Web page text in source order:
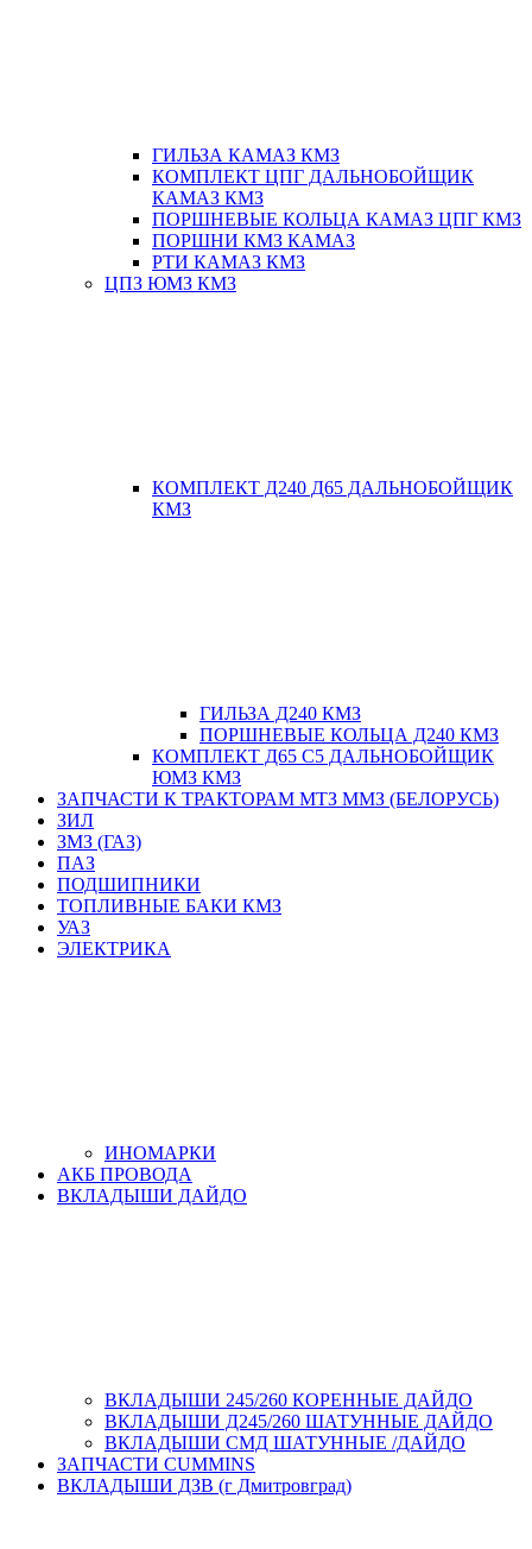
ГИЛЬЗА КАМАЗ КМЗ
КОМПЛЕКТ ЦПГ ДАЛЬНОБОЙЩИК
КАМАЗ КМЗ
ПОРШНЕВЫЕ КОЛЬЦА КАМАЗ ЦПГ КМЗ
ПОРШНИ КМЗ КАМАЗ
РТИ КАМАЗ КМЗ
ЦПЗ ЮМЗ КМЗ
КОМПЛЕКТ Д240 Д65 ДАЛЬНОБОЙЩИК
КМЗ
ГИЛЬЗА Д240 КМЗ
ПОРШНЕВЫЕ КОЛЬЦА Д240 КМЗ
КОМПЛЕКТ Д65 С5 ДАЛЬНОБОЙЩИК
ЮМЗ КМЗ
ЗАПЧАСТИ К ТРАКТОРАМ МТЗ ММЗ (БЕЛОРУСЬ)
ЗИЛ
ЗМЗ (ГАЗ)
ПАЗ
ПОДШИПНИКИ
ТОПЛИВНЫЕ БАКИ КМЗ
УАЗ
ЭЛЕКТРИКА
ИНОМАРКИ
АКБ ПРОВОДА
ВКЛАДЫШИ ДАЙДО
ВКЛАДЫШИ 245/260 КОРЕННЫЕ ДАЙДО
ВКЛАДЫШИ Д245/260 ШАТУННЫЕ ДАЙДО
ВКЛАДЫШИ СМД ШАТУННЫЕ /ДАЙДО
ЗАПЧАСТИ CUMMINS
ВКЛАДЫШИ ДЗВ (г Дмитровград)